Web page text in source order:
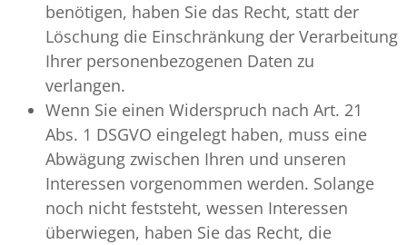
benötigen, haben Sie das Recht, statt der
Löschung die Einschränkung der Verarbeitung
Ihrer personenbezogenen Daten zu
verlangen.
Wenn Sie einen Widerspruch nach Art. 21
Abs. 1 DSGVO eingelegt haben, muss eine
Abwägung zwischen Ihren und unseren
Interessen vorgenommen werden. Solange
noch nicht feststeht, wessen Interessen
überwiegen, haben Sie das Recht, die